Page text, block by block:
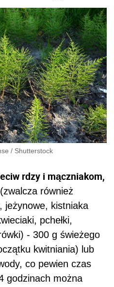
/ Shutterstock
rdzy i mączniakom,
(zwalcza również
jeżynowe, kistniaka
pchełki,
- 300 g świeżego
kwitniania) lub
co pewien czas
godzinach można